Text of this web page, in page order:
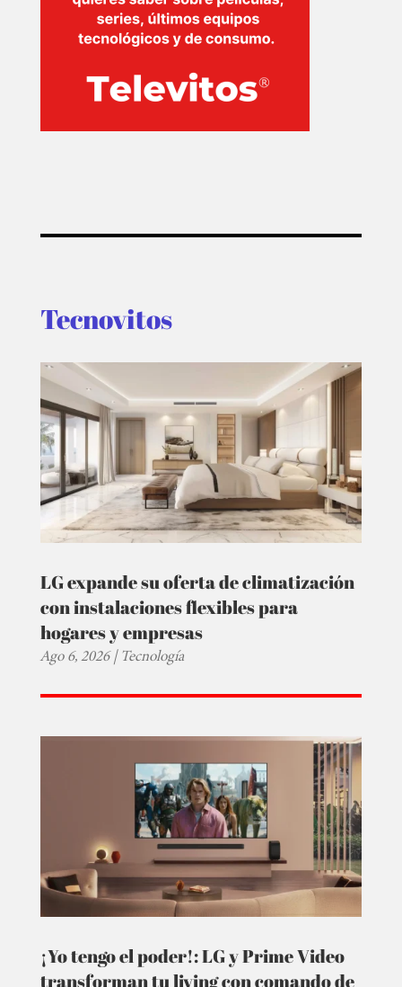
PELICULAS
Tecnovitos
LG expande su oferta de climatización
con instalaciones flexibles para
hogares y empresas
Ago 6, 2026|Tecnología
¡Yo tengo el poder!: LG y Prime Video
transforman tu living con comando de